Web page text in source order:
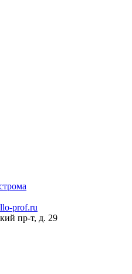
prof.ru
пр-т, д. 29